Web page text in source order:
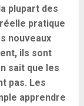
plupart des
pratique
nouveaux
ils sont
sait que les
pas. Les
apprendre